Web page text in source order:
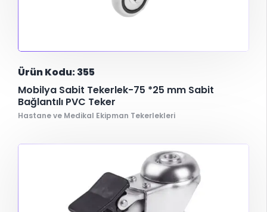
Ürün Kodu: 355
Mobilya Sabit Tekerlek-75 *25 mm Sabit
Bağlantılı PVC Teker
Hastane ve Medikal Ekipman Tekerlekleri